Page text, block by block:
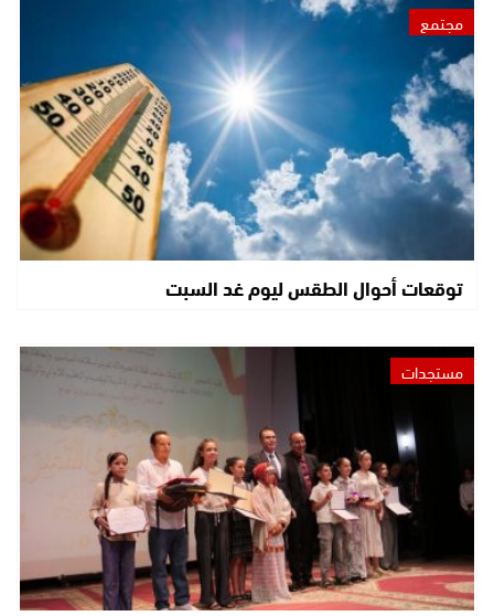
مجتمع
توقعات أحوال الطقس ليوم غد السبت
مستجدات